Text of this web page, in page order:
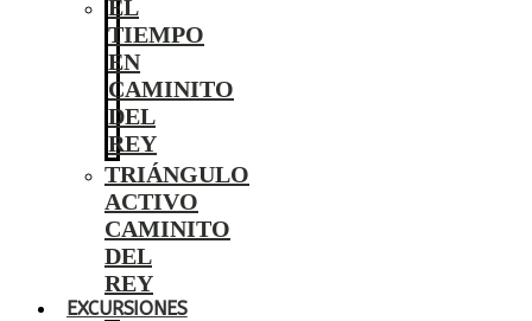
EL
TIEMPO
EN
CAMINITO
DEL
REY
TRIÁNGULO
ACTIVO
CAMINITO
DEL
REY
EXCURSIONES